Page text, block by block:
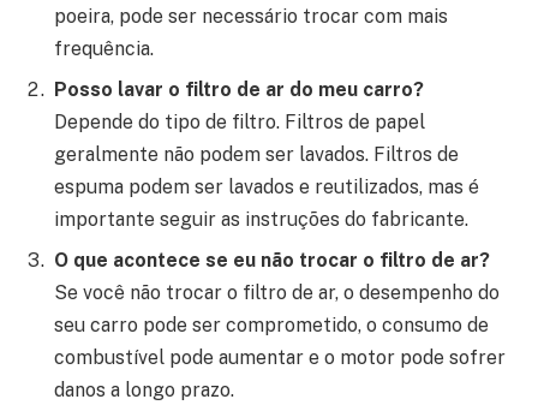
poeira, pode ser necessário trocar com mais
frequência.
Posso lavar o filtro de ar do meu carro?
Depende do tipo de filtro. Filtros de papel
geralmente não podem ser lavados. Filtros de
espuma podem ser lavados e reutilizados, mas é
importante seguir as instruções do fabricante.
O que acontece se eu não trocar o filtro de ar?
Se você não trocar o filtro de ar, o desempenho do
seu carro pode ser comprometido, o consumo de
combustível pode aumentar e o motor pode sofrer
danos a longo prazo.